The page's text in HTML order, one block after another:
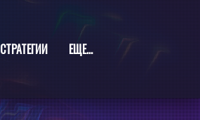
СТРАТЕГИИ ЕЩЕ...